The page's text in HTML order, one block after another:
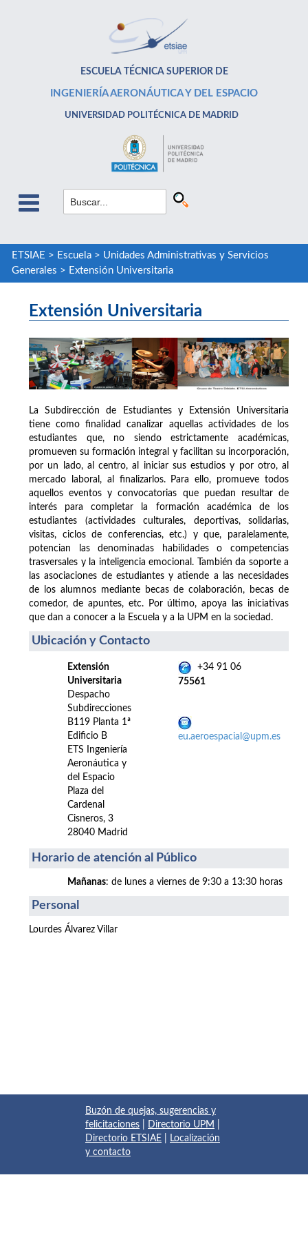
ESCUELA TÉCNICA SUPERIOR DE
INGENIERÍA AERONÁUTICA Y DEL ESPACIO
UNIVERSIDAD POLITÉCNICA DE MADRID
ETSIAE > Escuela> Unidades Administrativas y Servicios
Generales > Extensión Universitaria
Extensión Universitaria
La Subdirección de Estudiantes y Extensión Universitaria
tiene como finalidad canalizar aquellas actividades de los
estudiantes que, no siendo estrictamente académicas,
promueven su formación integral y facilitan su incorporación,
por un lado, al centro, al iniciar sus estudios y por otro, al
mercado laboral, al finalizarlos. Para ello, promueve todos
aquellos eventos y convocatorias que puedan resultar de
interés para completar la formación académica de los
estudiantes (actividades culturales, deportivas, solidarias,
visitas, ciclos de conferencias, etc.) y que, paralelamente,
potencian las denominadas habilidades o competencias
trasversales y la inteligencia emocional. También da soporte a
las asociaciones de estudiantes y atiende a las necesidades
de los alumnos mediante becas de colaboración, becas de
comedor, de apuntes, etc. Por último, apoya las iniciativas
que dan a conocer a la Escuela y a la UPM en la sociedad.
Ubicación y Contacto
Extensión
Universitaria
Despacho
Subdirecciones
B119 Planta 1ª
Edificio B
ETS Ingeniería
Aeronáutica y
del Espacio
Plaza del
Cardenal
Cisneros, 3
28040 Madrid
+34 91 06
75561
eu.aeroespacial@upm.es
Horario de atención al Público
Mañanas: de lunes a viernes de 9:30 a 13:30 horas
Personal
Lourdes Álvarez Villar
Buzón de quejas, sugerencias y
felicitaciones
Directorio UPM
Directorio ETSIAE
Localización
y contacto